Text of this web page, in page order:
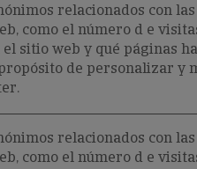
relacionados con
como el número d e
sitio web y qué páginas
de personalizar y
relacionados con
como el número d e